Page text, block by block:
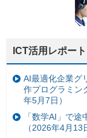
ICT活用レポート
AI最適化企業グ
作プログラミン
年5月7日）
「数学AI」で
（2026年4月13